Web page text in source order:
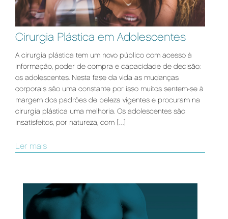
Cirurgia Plástica em Adolescentes
A cirurgia plástica tem um novo público com acesso à
informação, poder de compra e capacidade de decisão:
os adolescentes. Nesta fase da vida as mudanças
corporais são uma constante por isso muitos sentem-se à
margem dos padrões de beleza vigentes e procuram na
cirurgia plástica uma melhoria. Os adolescentes são
insatisfeitos, por natureza, com […]
Ler mais